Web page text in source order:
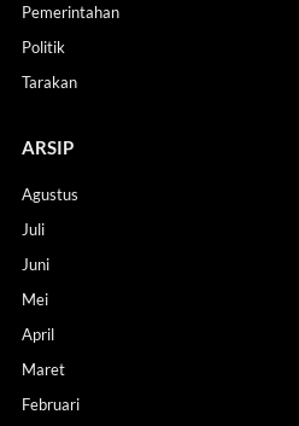
Pemerintahan
Politik
Tarakan
ARSIP
Agustus
Juli
Juni
Mei
April
Maret
Februari